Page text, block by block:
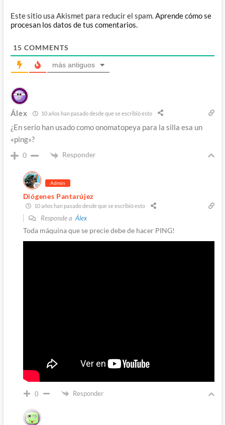
Este sitio usa Akismet para reducir el spam.Aprende cómo se
procesan los datos de tus comentarios.
15 COMMENTS
más antiguos
Álex 10 años han pasado desde que se escribió esto
¿En serio han usado como onomatopeya para la silla esa un
«ping»?
0 Responder
Admin
Diógenes Pantarújez
10 años han pasado desde que se escribió esto
Responde a Álex
Toda máquina que se precie debe de hacer PING!
0 Responder